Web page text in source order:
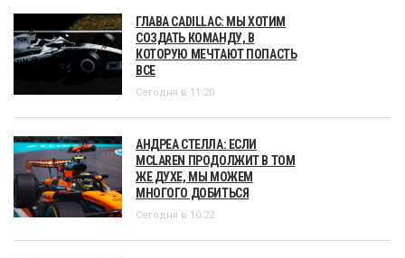
ГЛАВА CADILLAC: МЫ ХОТИМ
СОЗДАТЬ КОМАНДУ, В
КОТОРУЮ МЕЧТАЮТ ПОПАСТЬ
ВСЕ
Сегодня в 11:20
АНДРЕА СТЕЛЛА: ЕСЛИ
MCLAREN ПРОДОЛЖИТ В ТОМ
ЖЕ ДУХЕ, МЫ МОЖЕМ
МНОГОГО ДОБИТЬСЯ
Сегодня в 10:22